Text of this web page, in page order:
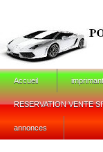
Accueil
RESERVATION VENTE
annonces